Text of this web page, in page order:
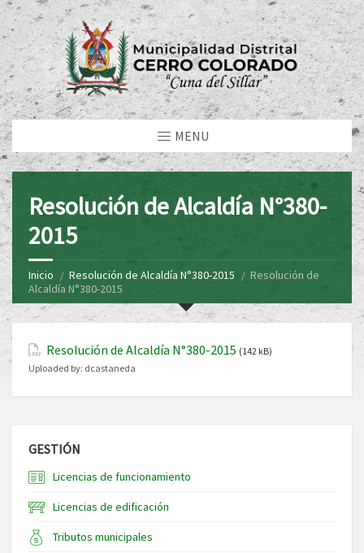
MENU
Resolución de Alcaldía N°380-
2015
Inicio Resolución de Alcaldía N°380-2015
Resolución de
Alcaldía N°380-2015
Resolución de Alcaldía N°380-2015 (142 kB)
Uploaded by: dcastaneda
GESTIÓN
Licencias de funcionamiento
Licencias de edificación
Tributos municipales